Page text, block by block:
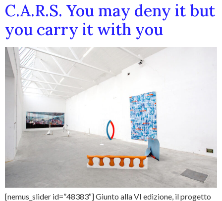
C.A.R.S. You may deny it but
you carry it with you
[nemus_slider id=”48383″] Giunto alla VI edizione, il progetto